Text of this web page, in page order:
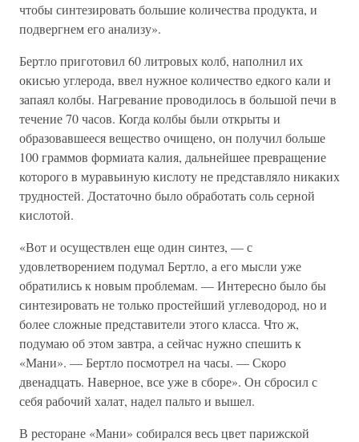
чтобы синтезировать большие количества продукта, и
подвергнем его анализу».
Бертло приготовил 60 литровых колб, наполнил их
окисью углерода, ввел нужное количество едкого кали и
запаял колбы. Нагревание проводилось в большой печи в
течение 70 часов. Когда колбы были открыты и
образовавшееся вещество очищено, он получил больше
100 граммов формиата калия, дальнейшее превращение
которого в муравьиную кислоту не представляло никаких
трудностей. Достаточно было обработать соль серной
кислотой.
«Вот и осуществлен еще один синтез, — с
удовлетворением подумал Бертло, а его мысли уже
обратились к новым проблемам. — Интересно было бы
синтезировать не только простейший углеводород, но и
более сложные представители этого класса. Что ж,
подумаю об этом завтра, а сейчас нужно спешить к
«Мани». — Бертло посмотрел на часы. — Скоро
двенадцать. Наверное, все уже в сборе». Он сбросил с
себя рабочий халат, надел пальто и вышел.
В ресторане «Мани» собирался весь цвет парижской